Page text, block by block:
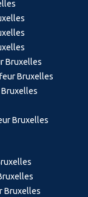
Bruxelles
Bruxelles
Bruxelles
Bruxelles